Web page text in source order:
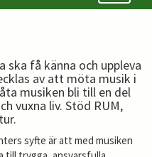
meny
ska få känna och uppleva
av att möta musik i
musiken bli till en del
vuxna liv. Stöd RUM,
syfte är att med musiken